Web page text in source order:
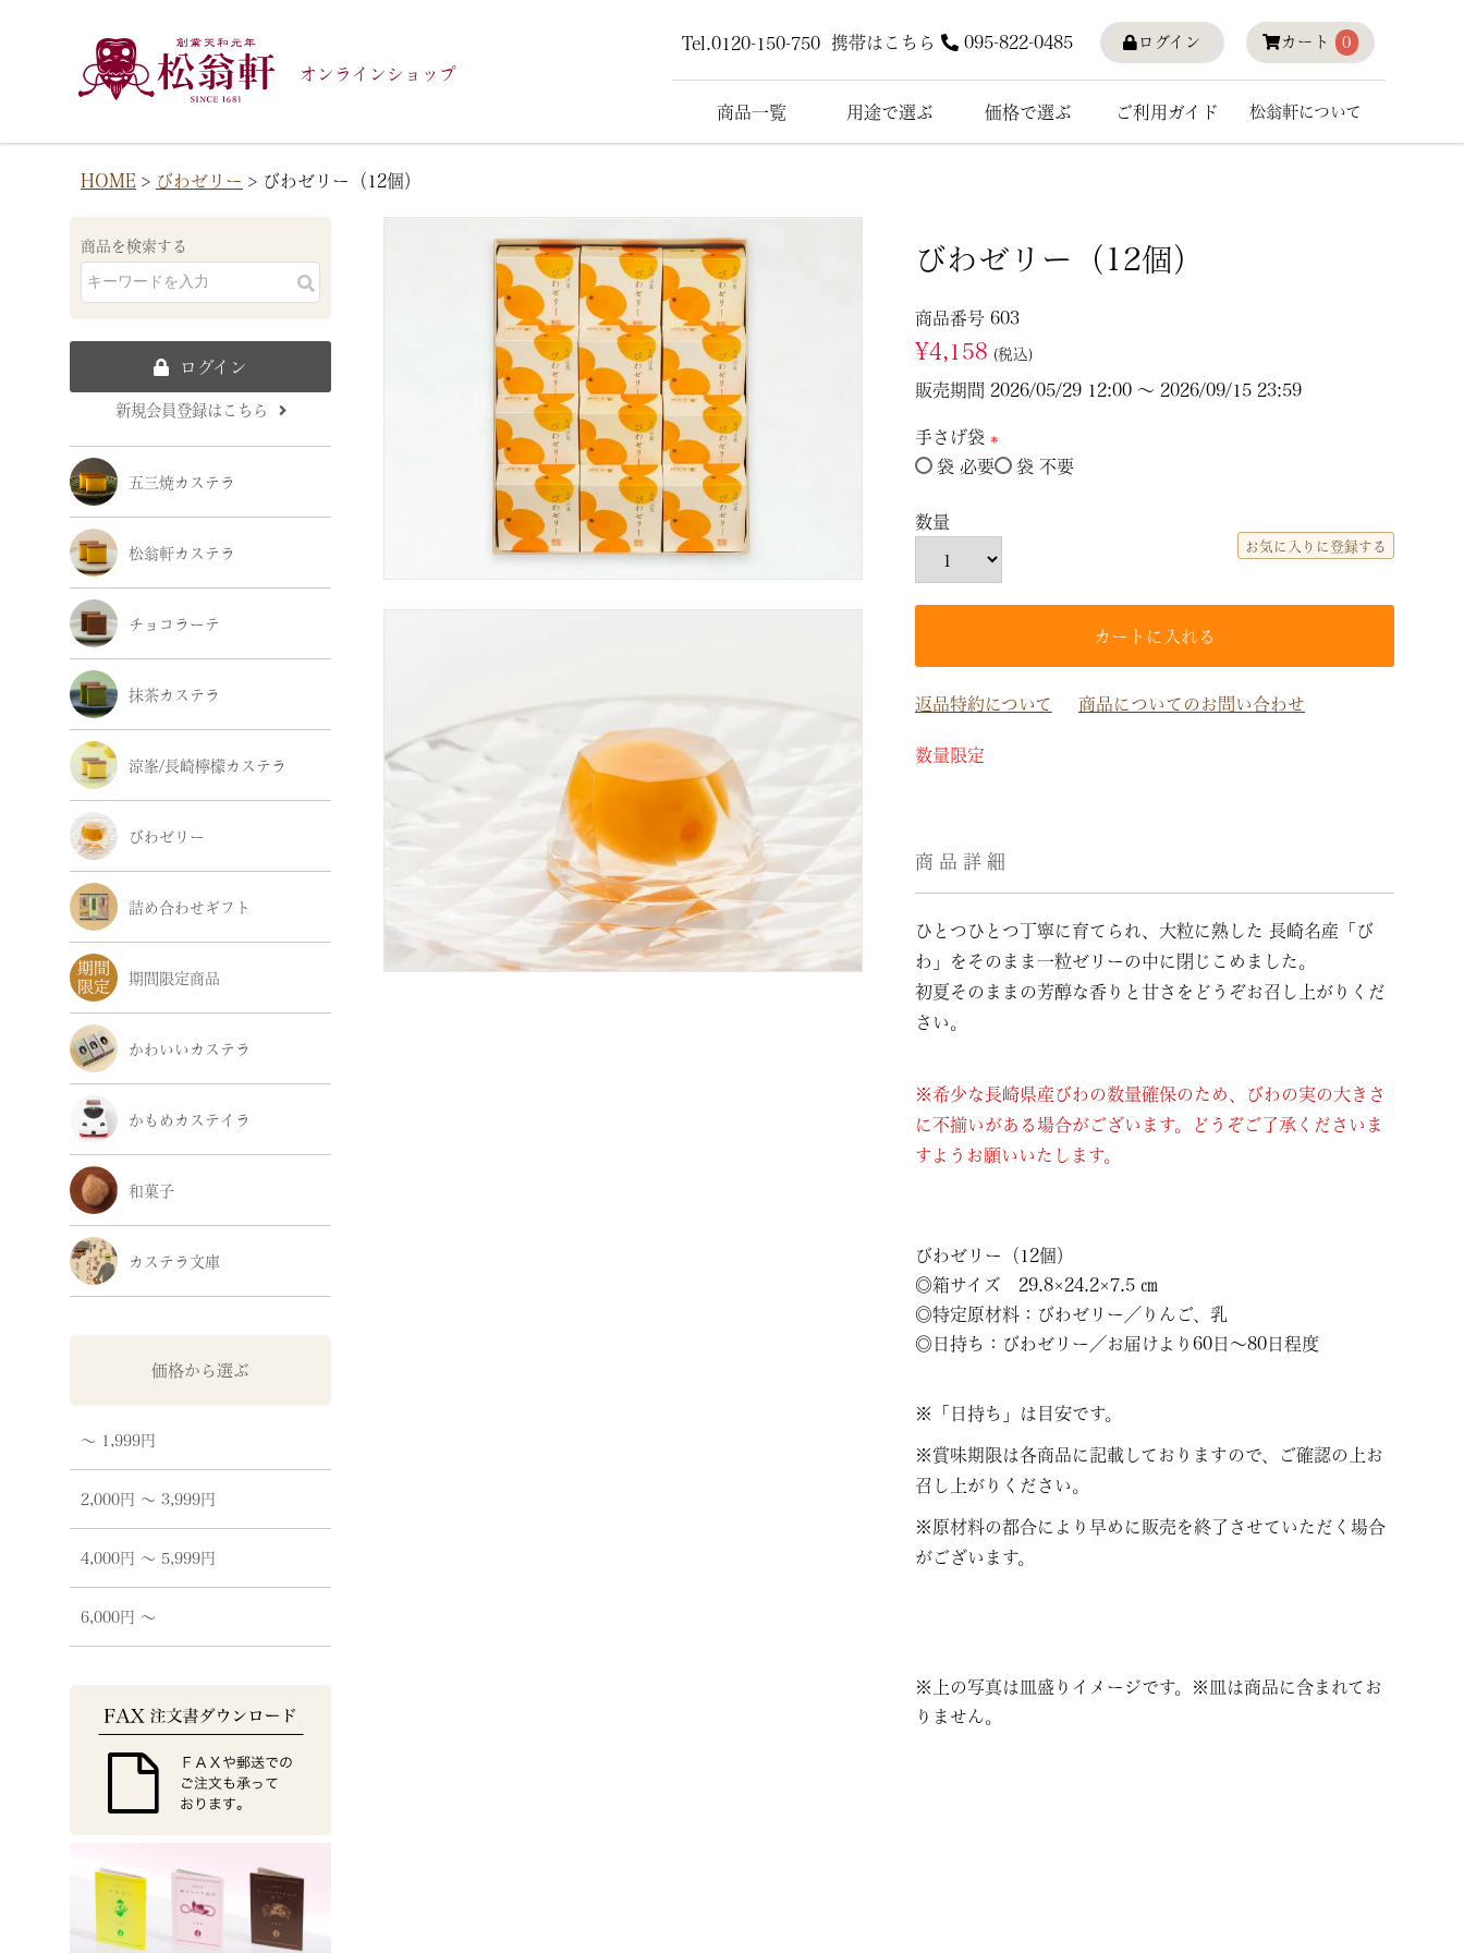
オンラインショップ
Tel.0120-150-750 携帯はこちら 095-822-0485 ログイン カート 0
商品一覧 用途で選ぶ 価格で選ぶ ご利用ガイド 松翁軒について
HOME びわゼリー びわゼリー（12個）
商品を検索する
ログイン
新規会員登録はこちら
五三焼カステラ
松翁軒カステラ
チョコラーテ
抹茶カステラ
涼峯/長崎檸檬カステラ
びわゼリー
詰め合わせギフト
期間限定商品
かわいいカステラ
かもめカステイラ
和菓子
カステラ文庫
価格から選ぶ
〜 1,999円
2,000円 〜 3,999円
4,000円 〜 5,999円
6,000円 〜
びわゼリー（12個）
商品番号 603
¥4,158 税込
販売期間 2026/05/29 12:00 〜 2026/09/15 23:59
手さげ袋
(必
袋 必要 袋 不要
お気に入りに登録する
カートに入れる
返品特約について 商品についてのお問い合わせ
数量限定
商品詳細
ひとつひとつ丁寧に育てられ、大粒に熟した 長崎名産「び
わ」をそのまま一粒ゼリーの中に閉じこめました。
初夏そのままの芳醇な香りと甘さをどうぞお召し上がりくだ
さい。
※希少な長崎県産びわの数量確保のため、びわの実の大きさ
に不揃いがある場合がございます。どうぞご了承くださいま
すようお願いいたします。
びわゼリー（12個）
◎箱サイズ 29.8×24.2×7.5 ㎝
◎特定原材料：びわゼリー／りんご、乳
◎日持ち：びわゼリー／お届けより60日～80日程度
※「日持ち」は目安です。
※賞味期限は各商品に記載しておりますので、ご確認の上お
召し上がりください。
※原材料の都合により早めに販売を終了させていただく場合
がございます。
※上の写真は皿盛りイメージです。※皿は商品に含まれてお
りません。